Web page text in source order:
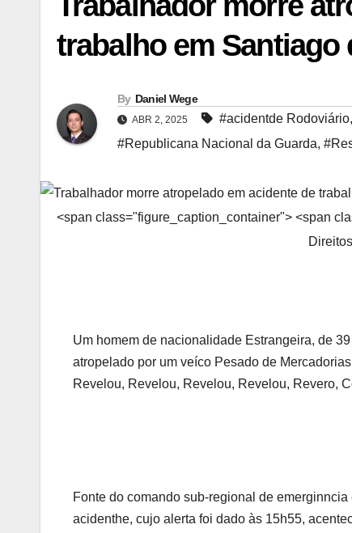
trabalho em Santiago
By Daniel Wege
ABR 2, 2025 #acidentde Rodoviário,
#Republicana Nacional da Guarda,
<span class="figure_caption_container"> <span
Um homem de nacionalidade Estrangeira, de
atropelado por um veíco Pesado de
Revelou, Revelou, Revelou, Revelou, Revero,
Fonte do comando sub-regional de
acidenthe, cujo alerta foi dado às 15h55,